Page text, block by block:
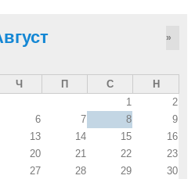
»
Ч П С
Н
1
2
6 7 8
9
13 14 15
16
20 21 22
23
27 28 29
30